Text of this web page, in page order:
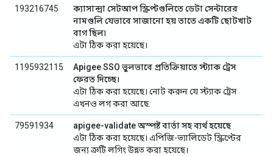
193216745
ক্যাসান্দ্রা সেটআপ স্ক্রিপ্টগুলিতে ডেটা সেন্টারের
নামগুলি যেভাবে সাজানো হয় তাতে একটি ছোটখাট
বাগ ছিল৷
এটা ঠিক করা হয়েছে।
1195932115
Apigee SSO ভুলভাবে প্রতিক্রিয়াতে স্ট্যাক ট্রেস
ফেরত দিচ্ছে।
এটা ঠিক করা হয়েছে। নোট করুন যে স্ট্যাক ট্রেস
এখনও লগ করা আছে.
79591934
apigee-validate অস্পষ্ট বার্তা সহ ব্যর্থ হয়েছে
এটা ঠিক করা হয়েছে। এপিজি-ভ্যালিডেট স্ক্রিপ্টের
জন্য ত্রুটি লগিং উন্নত করা হয়েছে।